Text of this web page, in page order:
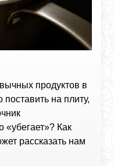
продуктов в
на плиту,
Как
рассказать нам